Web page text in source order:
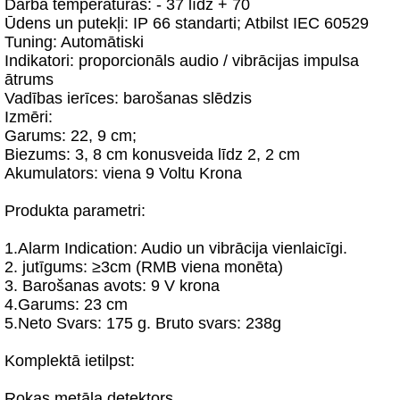
Darba temperatūras: - 37 līdz + 70
Ūdens un putekļi: IP 66 standarti; Atbilst IEC 60529
Tuning: Automātiski
Indikatori: proporcionāls audio / vibrācijas impulsa
ātrums
Vadības ierīces: barošanas slēdzis
Izmēri:
Garums: 22, 9 cm;
Biezums: 3, 8 cm konusveida līdz 2, 2 cm
Akumulators: viena 9 Voltu Krona
Produkta parametri:
1.Alarm Indication: Audio un vibrācija vienlaicīgi.
2. jutīgums: ≥3cm (RMB viena monēta)
3. Barošanas avots: 9 V krona
4.Garums: 23 cm
5.Neto Svars: 175 g. Bruto svars: 238g
Komplektā ietilpst: